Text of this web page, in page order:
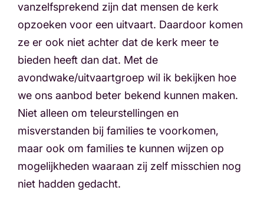
vanzelfsprekend zijn dat mensen de kerk
opzoeken voor een uitvaart. Daardoor komen
ze er ook niet achter dat de kerk meer te
bieden heeft dan dat. Met de
avondwake/uitvaartgroep wil ik bekijken hoe
we ons aanbod beter bekend kunnen maken.
Niet alleen om teleurstellingen en
misverstanden bij families te voorkomen,
maar ook om families te kunnen wijzen op
mogelijkheden waaraan zij zelf misschien nog
niet hadden gedacht.